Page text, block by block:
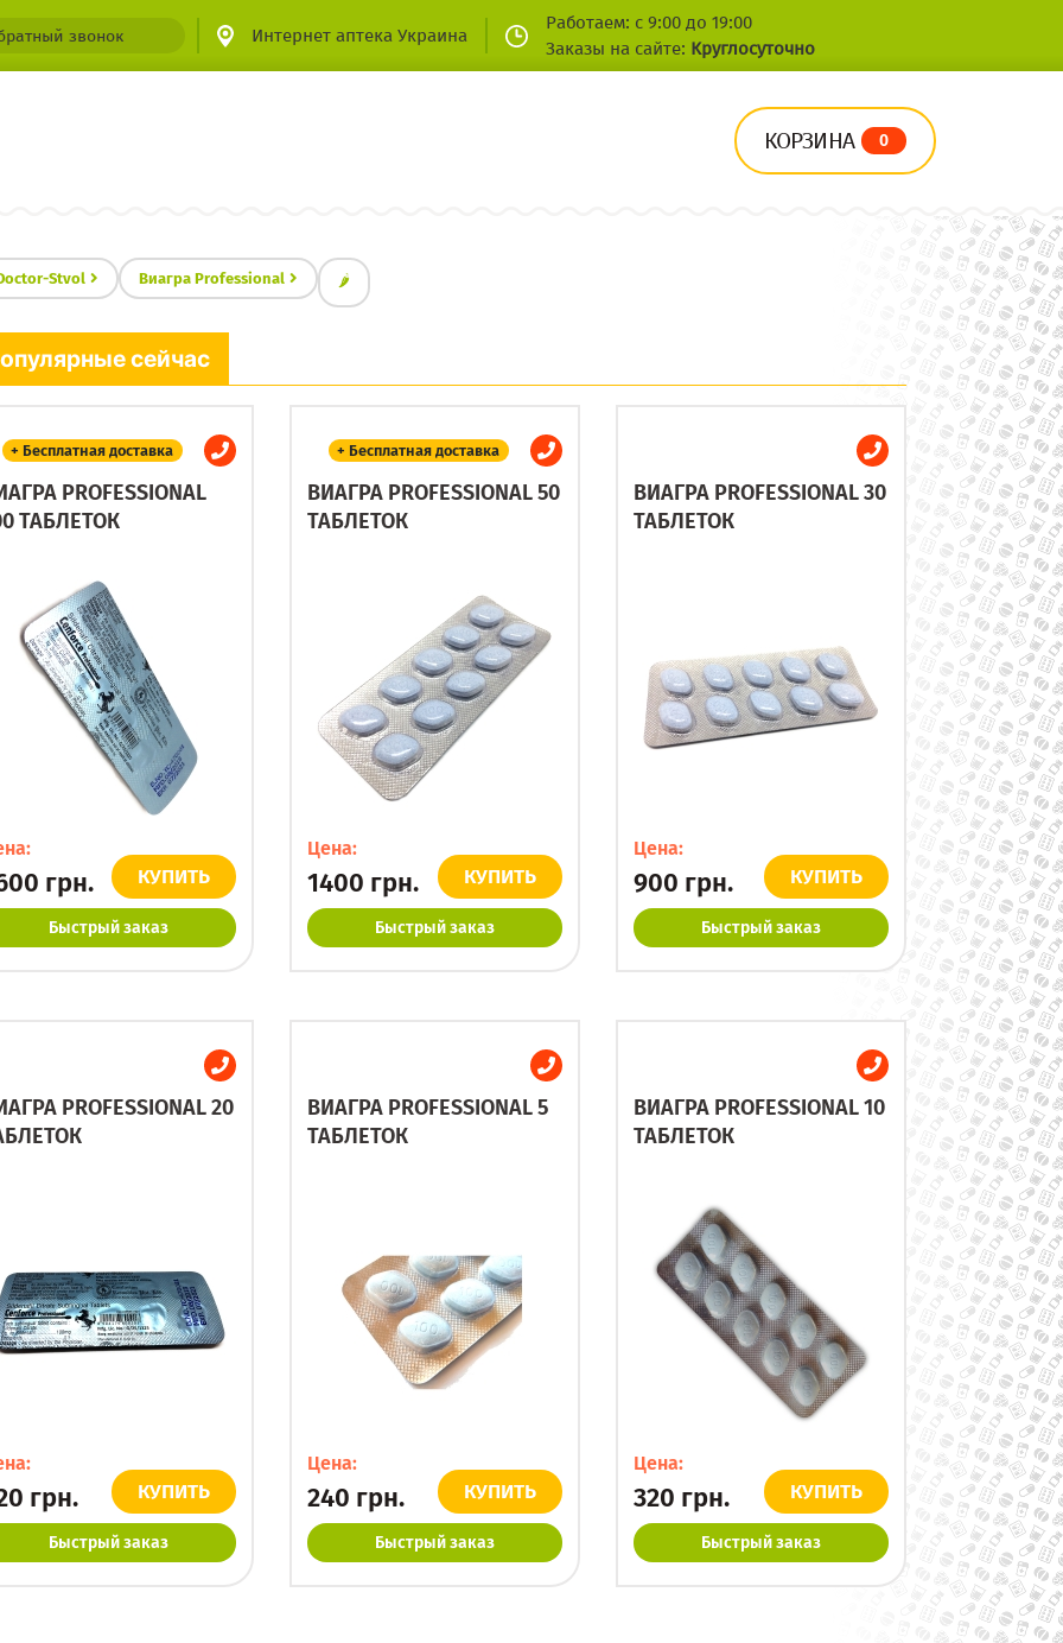
звонок Интернет аптека Украина
Работаем: с 9:00 до 19:00
Заказы на сайте: Круглосуточно
КОРЗИНА 0
Stvol Виагра Professional 🌶
сейчас
+ Бесплатная доставка
PROFESSIONAL
ТАБЛЕТОК
грн. КУПИТЬ
Быстрый заказ
+ Бесплатная доставка
ВИАГРА PROFESSIONAL 50
ТАБЛЕТОК
Цена:
1400 грн. КУПИТЬ
Быстрый заказ
ВИАГРА PROFESSIONAL 30
ТАБЛЕТОК
Цена:
900 грн. КУПИТЬ
Быстрый заказ
PROFESSIONAL 20
грн. КУПИТЬ
Быстрый заказ
ВИАГРА PROFESSIONAL 5
ТАБЛЕТОК
Цена:
240 грн. КУПИТЬ
Быстрый заказ
ВИАГРА PROFESSIONAL 10
ТАБЛЕТОК
Цена:
320 грн. КУПИТЬ
Быстрый заказ